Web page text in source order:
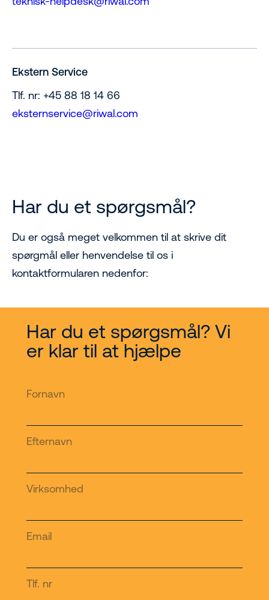
Ekstern Service
Tlf. nr: +45 88 18 14 66
eksternservice@riwal.com
Har du et spørgsmål?
Du er også meget velkommen til at skrive dit
spørgmål eller henvendelse til os i
kontaktformularen nedenfor:
Har du et spørgsmål? Vi
er klar til at hjælpe
Fornavn
Efternavn
Virksomhed
Email
Tlf. nr